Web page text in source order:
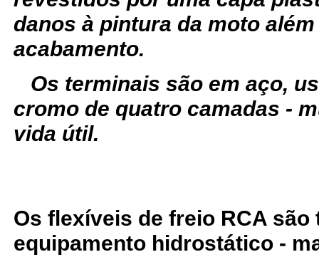
danos à pintura da moto
acabamento.
Os terminais são em aço,
cromo de quatro camadas -
vida útil.
Os flexíveis de freio RCA são
equipamento hidrostático -